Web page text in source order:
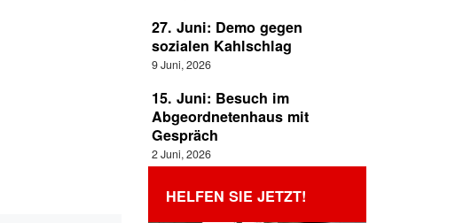
27. Juni: Demo gegen
sozialen Kahlschlag
9 Juni, 2026
15. Juni: Besuch im
Abgeordnetenhaus mit
Gespräch
2 Juni, 2026
HELFEN SIE JETZT!